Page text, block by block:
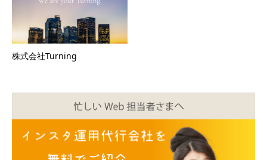
株式会社Turning